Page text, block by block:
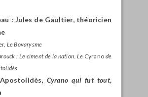
: Jules de Gaultier, théoricien
Le Bovarysme
: Le ciment de la nation. Le Cyranode
Cyrano qui fut tout,